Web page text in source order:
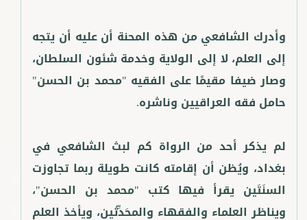
وأدرك الشافعي من هذه المحنة أن عليه أن يتجه
إلى العلم، لا إلى الولاية وخدمة شئون السلطان،
وصار ضيفا مقيمًا على الفقيه "محمد بن الحسن"
لم يذكر أحد من الرواة كم لبث الشافعي في
بغداد، ويُظن أن إقامته كانت طويلة ربما تجاوزت
السنَتَين يقرأ فيها كتب "محمد بن الحسن"،
ويناظر العلماء والفقهاء والمحَدِّثين، ويأخذ العلم